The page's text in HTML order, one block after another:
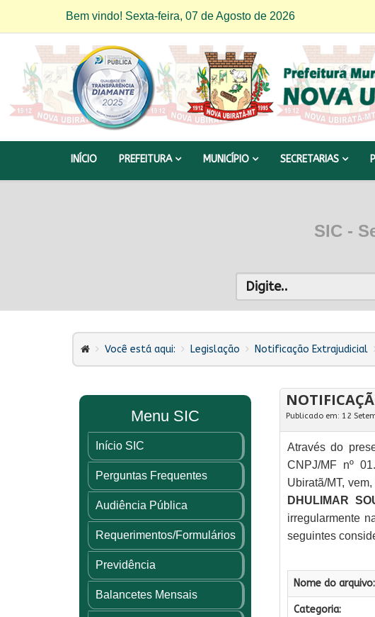
Bem vindo! Sexta-feira, 07 de Agosto de 2026
INÍCIO PREFEITURA MUNICÍPIO SECRETARIAS
SIC -
Você está aqui: Legislação Notificação Extrajudicial
Menu SIC
Início SIC
Perguntas Frequentes
Audiência Pública
Requerimentos/Formulários
Previdência
Balancetes Mensais
Publicado em: 12
Através do
CNPJ/MF nº
Ubiratã/MT,
DHULIMAR
irregularmente
seguintes
Nome do arquivo:
Categoria: